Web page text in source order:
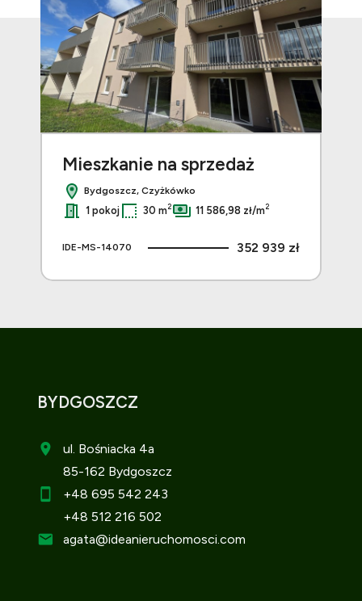
Mieszkanie na sprzedaż
Bydgoszcz, Czyżkówko
1 pokoj 30 m2 11 586,98 zł/m2
IDE-MS-14070 352 939 zł
BYDGOSZCZ
ul. Bośniacka 4a
85-162 Bydgoszcz
+48 695 542 243
+48 512 216 502
agata@ideanieruchomosci.com